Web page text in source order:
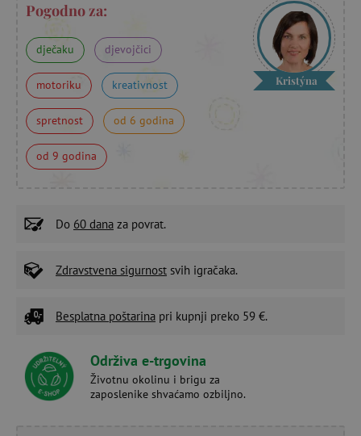
Pogodno za:
dječaku djevojčici
motoriku kreativnost
spretnost od 6 godina
od 9 godina
Kristýna
Do 60 dana za povrat.
Zdravstvena sigurnost svih igračaka.
Besplatna poštarina pri kupnji preko 59 €.
Održiva e-trgovina
Životnu okolinu i brigu za
zaposlenike shvaćamo ozbiljno.